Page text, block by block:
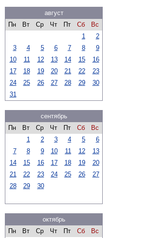
август
Пн
Вт Ср Чт Пт Сб
Вс
1
2
3
4 5 6 7 8
9
10
11 12 13 14 15
16
17
18 19 20 21 22
23
24
25 26 27 28 29
30
31
сентябрь
Пн
Вт Ср Чт Пт Сб
Вс
1
2 3 4 5
6
7
8 9 10 11 12
13
14
15 16 17 18 19
20
21
22 23 24 25 26
27
28
29 30
октябрь
Пн
Вт Ср Чт Пт Сб
Вс